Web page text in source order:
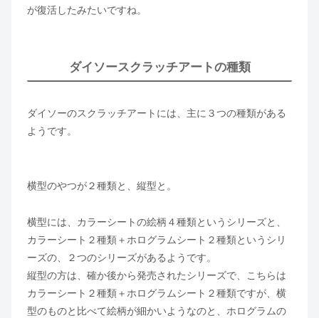
が復活したみたいですね。
ダイソースクラッチアートの種類
ダイソーのスクラッチアートには、主に３つの種類がある
ようです。
横型のやつが２種類と、縦型と。
横型には、カラーシートの絵柄４種類というシリーズと、
カラーシート２種類＋ホログラムシート２種類というシリ
ーズの、２つのシリーズがあるようです。
縦型の方は、確か後から発売されたシリーズで、こちらは
カラーシート２種類＋ホログラムシート２種類ですが、横
型のものと比べて絵柄が細かいようなのと、ホログラムの